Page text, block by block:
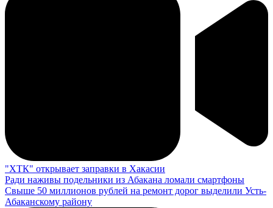
"ХТК" открывает заправки в Хакасии
Ради наживы подельники из Абакана ломали смартфоны
Свыше 50 миллионов рублей на ремонт дорог выделили Усть-
Абаканскому району